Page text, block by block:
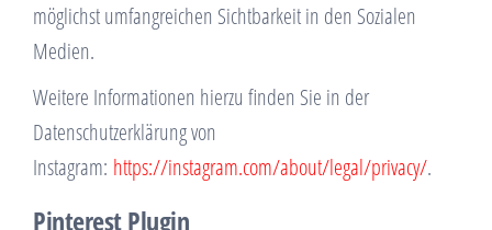
möglichst umfangreichen Sichtbarkeit in den Sozialen
Medien.
Weitere Informationen hierzu finden Sie in der
Datenschutzerklärung von
Instagram: https://instagram.com/about/legal/privacy/.
Pinterest Plugin